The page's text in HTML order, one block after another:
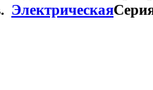
Электрическая